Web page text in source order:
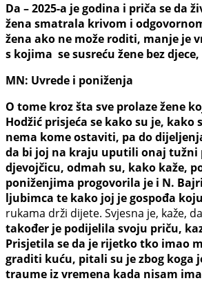
Da – 2025-a je godina i priča se
žena smatrala krivom i
žena ako ne može roditi, manje je
s kojima se susreću žene bez
MN: Uvrede i poniženja
O tome kroz šta sve prolaze žene
Hodžić prisjeća se kako su je,
nema kome ostaviti, pa do
da bi joj na kraju uputili onaj tužni
djevojčicu, odmah su, kako kaže,
poniženjima progovorila je i N.
ljubimca te kako joj je gospođa
rukama drži dijete. Svjesna je, kaže,
također je podijelila svoju priču,
Prisjetila se da je rijetko tko imao
graditi kuću, pitali su je zbog koga
traume iz vremena kada nisam